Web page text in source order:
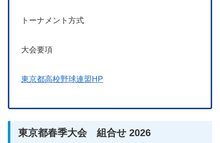
トーナメント方式
大会要項
東京都高校野球連盟HP
東京都春季大会 組合せ 2026